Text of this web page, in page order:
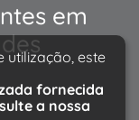
em
utilização, este
fornecida
a nossa